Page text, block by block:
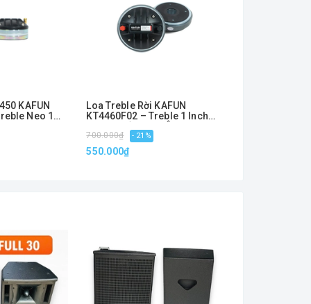
KAFUN
Neo 1
Loa Treble Rời KAFUN
KT4460F02 – Treble 1 Inch
Sáng Chi Tiết
700.000₫ - 21%
550.000₫